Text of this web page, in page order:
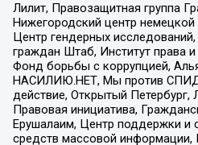
Лилит, Правозащитная группа
Нижегородский центр немецкой
Центр гендерных
граждан Штаб, Институт права и
Фонд борьбы с коррупцией,
НАСИЛИЮ.НЕТ, Мы против
действие, Открытый Петербург,
Правовая инициатива,
Ерушалаим, Центр поддержки и
средств массовой информации,